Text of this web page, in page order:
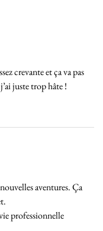
crevante et ça va pas
juste trop hâte !
aventures. Ça
professionnelle